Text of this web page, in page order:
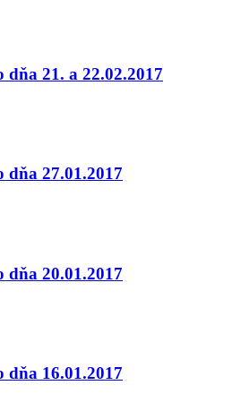
dňa 21. a 22.02.2017
dňa 27.01.2017
dňa 20.01.2017
dňa 16.01.2017